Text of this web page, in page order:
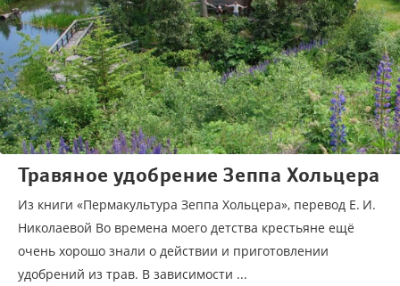
Травяное удобрение Зеппа Хольцера
Из книги «Пермакультура Зеппа Хольцера», перевод Е. И.
Николаевой Во времена моего детства крестьяне ещё
очень хорошо знали о действии и приготовлении
удобрений из трав. В зависимости ...